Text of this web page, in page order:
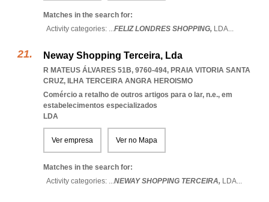
Matches in the search for:
Activity categories: ...FELIZ LONDRES SHOPPING, LDA...
Neway Shopping Terceira, Lda
R MATEUS ÁLVARES 51B, 9760-494, PRAIA VITORIA SANTA
CRUZ, ILHA TERCEIRA ANGRA HEROISMO
Comércio a retalho de outros artigos para o lar, n.e., em
estabelecimentos especializados
LDA
Ver empresa Ver no Mapa
Matches in the search for:
Activity categories: ...NEWAY SHOPPING TERCEIRA, LDA...